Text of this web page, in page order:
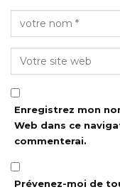
Enregistrez mon
Web dans ce
commenterai.
Prévenez-moi de